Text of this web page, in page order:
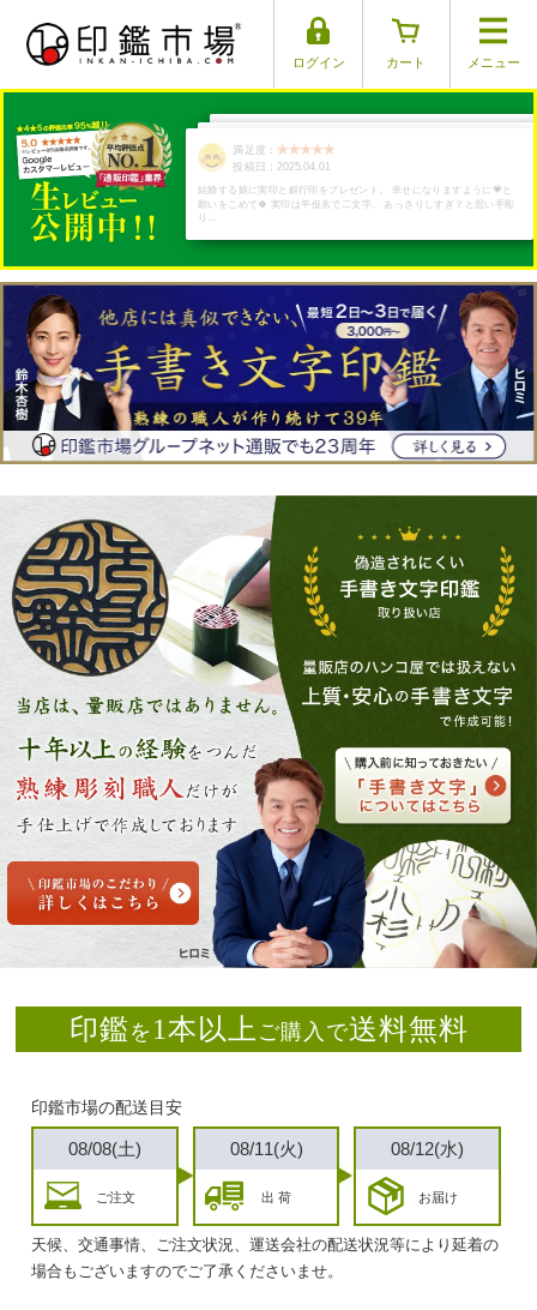
ログイン カート メニュー
満足度：
投稿日：2025.03.17
満足度：
投稿日：2025.03.26
満足度：
投稿日：2025.03.29
満足度：
投稿日：2025.03.30
満足度：
投稿日：2025.04.01
結婚する娘に実印と銀行印をプレゼント。 幸せになりますように💗と
願いをこめて🍀 実印は平仮名で二文字。 あっさりしすぎ？と思い手彫
り…
印鑑 を 1本以上 ご購入で送料無料
印鑑市場の配送目安
08/08(土)
ご注文
08/11(火)
出 荷
08/12(水)
お届け
天候、交通事情、ご注文状況、運送会社の配送状況等により延着の
場合もございますのでご了承くださいませ。